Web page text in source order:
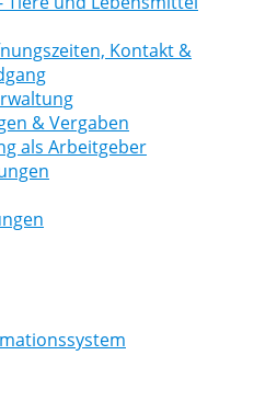
Kontakt &
& Vergaben
als Arbeitgeber